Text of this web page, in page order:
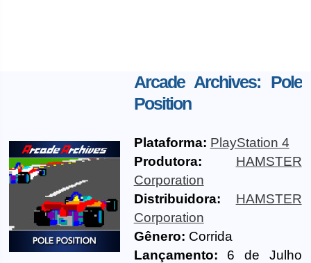
Arcade Archives: Pole
Position
Plataforma: PlayStation 4
Produtora:
HAMSTER
Corporation
Distribuidora:
HAMSTER
Corporation
Gênero: Corrida
Lançamento: 6 de Julho